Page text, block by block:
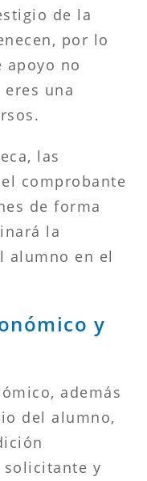
de la
por lo
apoyo no
una
las
comprobante
de forma
la
alumno en el
y
además
del alumno,
solicitante y